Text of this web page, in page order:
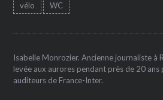
vélo
WC
Isabelle Monrozier. Ancienne journaliste à
levée aux aurores pendant près de 20
auditeurs de France-Inter.